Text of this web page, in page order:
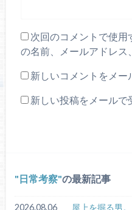
次回のコメントで使用
の名前、メールアドレス
新しいコメントをメー
新しい投稿をメールで
日常考察 の最新記事
2026.08.06 屋上を掘る男。